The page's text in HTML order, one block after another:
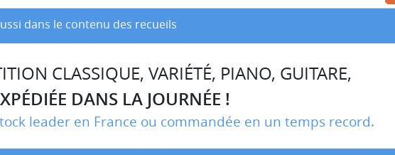
dans le contenu des recueils
CLASSIQUE, VARIÉTÉ, PIANO, GUITARE,
DANS LA JOURNÉE !
leader en France ou commandée en un temps record.